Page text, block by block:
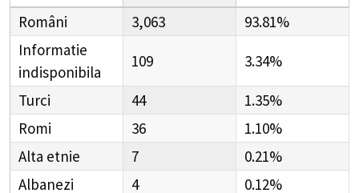
Români
3,063
93.81%
Informatie
indisponibila
109 3.34%
Turci 44
1.35%
Romi
36
1.10%
Alta etnie
7
0.21%
Albanezi
4 0.12%